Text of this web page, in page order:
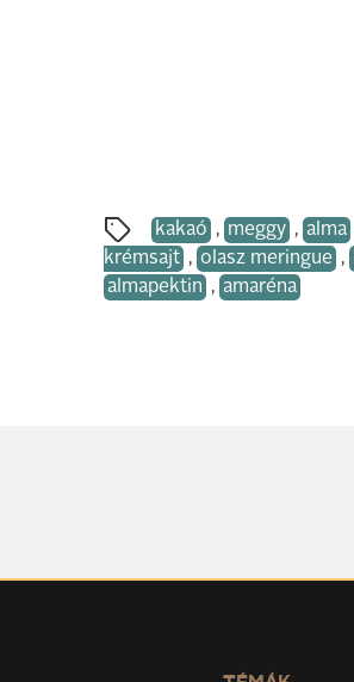
kakaó , meggy , alma
krémsajt , olasz meringue ,
almapektin , amaréna